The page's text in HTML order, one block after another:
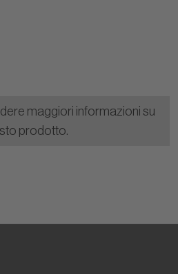
maggiori informazioni su
prodotto.